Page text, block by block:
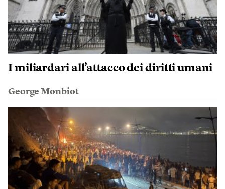
I miliardari all’attacco dei diritti umani
George Monbiot